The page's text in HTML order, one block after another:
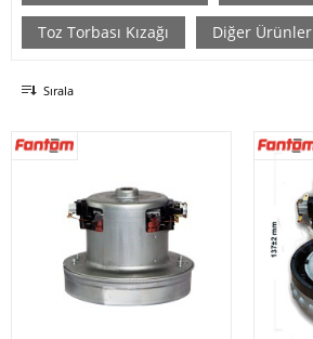
Toz Torbası Kızağı Diğer Ürünler
Sırala